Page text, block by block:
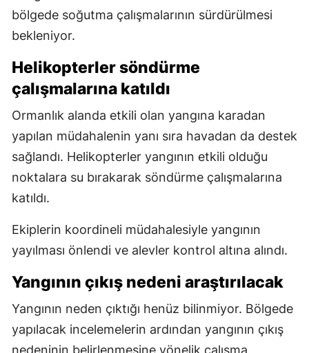
bölgede soğutma çalışmalarının sürdürülmesi
bekleniyor.
Helikopterler söndürme
çalışmalarına katıldı
Ormanlık alanda etkili olan yangına karadan
yapılan müdahalenin yanı sıra havadan da destek
sağlandı. Helikopterler yangının etkili olduğu
noktalara su bırakarak söndürme çalışmalarına
katıldı.
Ekiplerin koordineli müdahalesiyle yangının
yayılması önlendi ve alevler kontrol altına alındı.
Yangının çıkış nedeni araştırılacak
Yangının neden çıktığı henüz bilinmiyor. Bölgede
yapılacak incelemelerin ardından yangının çıkış
nedeninin belirlenmesine yönelik çalışma